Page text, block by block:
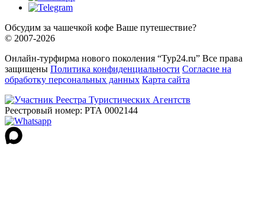
Обсудим за чашечкой кофе Ваше путешествие?
© 2007-2026
Онлайн-турфирма нового поколения “Тур24.ru” Все права
защищены Политика конфиденциальности Согласие на
обработку персональных данных Карта сайта
Реестровый номер: РТА 0002144